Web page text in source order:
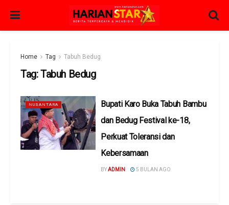
Home Tag Tabuh Bedug
Tag:Tabuh Bedug
NUSANTARA
Bupati Karo Buka Tabuh Bambu
dan Bedug Festival ke-18,
Perkuat Toleransi dan
Kebersamaan
BYADMIN 5 BULAN AGO